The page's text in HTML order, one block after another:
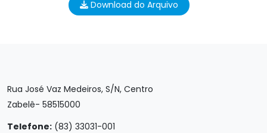
Download do Arquivo
Rua José Vaz Medeiros, S/N, Centro
Zabelê- 58515000
Telefone: (83) 33031-001